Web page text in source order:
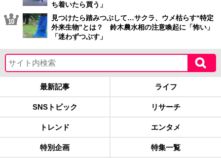
ち着いたら買う」
見つけたら踏みつぶして…サクラ、ウメ枯らす“特定
外来生物”とは？ 鈴木農水相の注意喚起に「怖い」
「迷わずつぶす」
最新記事 ライフ
SNSトピック リサーチ
トレンド エンタメ
特別企画 特集一覧